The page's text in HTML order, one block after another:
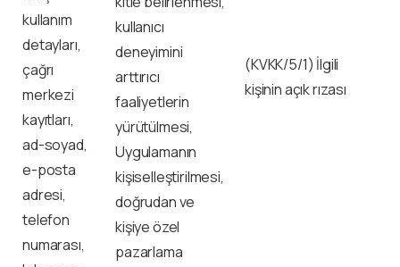
kullanım
detayları,
çağrı
merkezi
kayıtları,
ad-soyad,
e-posta
adresi,
telefon
numarası,
kullanıcı
deneyimini
arttırıcı
faaliyetlerin
yürütülmesi,
Uygulamanın
kişiselleştirilmesi,
doğrudan ve
kişiye özel
pazarlama
(KVKK/5/1) İlgili
kişinin açık rızası